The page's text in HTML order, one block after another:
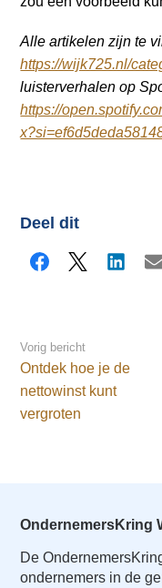
Alle artikelen zijn te
https://wijk725.nl/
luisterverhalen op
https://
Deel dit
Facebook
X
Vorig bericht
Ontdek hoe je de
nettowinst kunt
vergroten
OndernemersKring
De
ondernemers in de